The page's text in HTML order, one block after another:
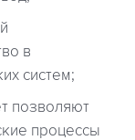
в
систем;
позволяют
процессы